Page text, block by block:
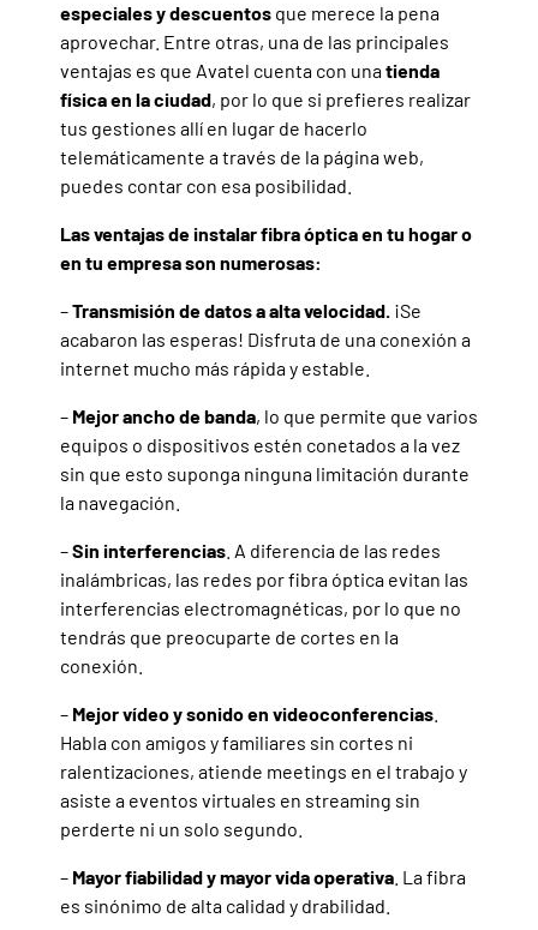
especiales y descuentos que merece la pena
aprovechar. Entre otras, una de las principales
ventajas es que Avatel cuenta con unatienda
física en la ciudad, por lo que si prefieres realizar
tus gestiones allí en lugar de hacerlo
telemáticamente a través de la página web,
puedes contar con esa posibilidad.
Las ventajas de instalar fibra óptica en tu hogar o
en tu empresa son numerosas:
–Transmisión de datos a alta velocidad. ¡Se
acabaron las esperas! Disfruta de una conexión a
internet mucho más rápida y estable.
– Mejor ancho de banda, lo que permite que varios
equipos o dispositivos estén conetados a la vez
sin que esto suponga ninguna limitación durante
la navegación.
–Sin interferencias . A diferencia de las redes
inalámbricas, las redes por fibra óptica evitan las
interferencias electromagnéticas, por lo que no
tendrás que preocuparte de cortes en la
conexión.
– Mejor vídeo y sonido en videoconferencias
Habla con amigos y familiares sin cortes ni
ralentizaciones, atiende meetings en el trabajo y
asiste a eventos virtuales en streaming sin
perderte ni un solo segundo.
– Mayor fiabilidad y mayor vida operativa . La fibra
es sinónimo de alta calidad y drabilidad.